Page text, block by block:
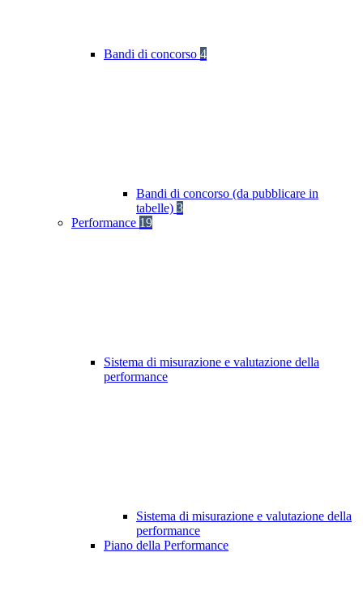
Bandi di concorso 4
Bandi di concorso (da pubblicare in
tabelle) 3
Performance 19
Sistema di misurazione e valutazione della
performance
Sistema di misurazione e valutazione della
performance
Piano della Performance